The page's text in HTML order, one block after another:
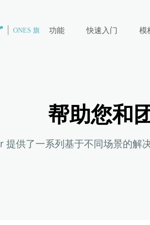
功能 快速入门 模
帮助您和
提供了一系列基于不同场景的解